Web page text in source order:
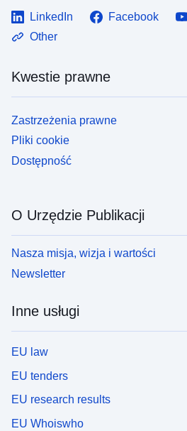
LinkedIn Facebook
Other
Kwestie prawne
Zastrzeżenia prawne
Pliki cookie
Dostępność
O Urzędzie Publikacji
Nasza misja, wizja i wartości
Newsletter
Inne usługi
EU law
EU tenders
EU research results
EU Whoiswho